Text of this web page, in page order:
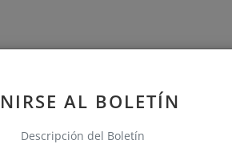
AL BOLETÍN
Descripción del Boletín